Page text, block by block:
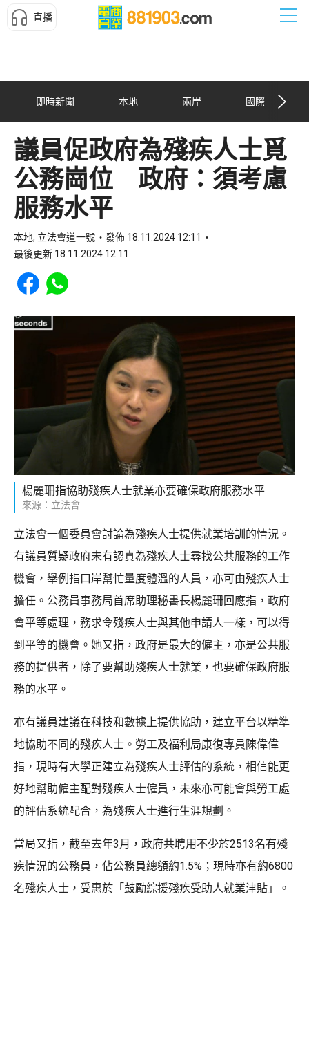
直播
即時新聞 本地 兩岸 國際
議員促政府為殘疾人士覓
公務崗位 政府：須考慮
服務水平
本地, 立法會道一號
發佈 18.11.2024 12:11
最後更新 18.11.2024 12:11
Share to Facebook
Share to WhatsApp
楊麗珊指協助殘疾人士就業亦要確保政府服務水平
來源：立法會
立法會一個委員會討論為殘疾人士提供就業培訓的情況。
有議員質疑政府未有認真為殘疾人士尋找公共服務的工作
機會，舉例指口岸幫忙量度體溫的人員，亦可由殘疾人士
擔任。公務員事務局首席助理秘書長楊麗珊回應指，政府
會平等處理，務求令殘疾人士與其他申請人一樣，可以得
到平等的機會。她又指，政府是最大的僱主，亦是公共服
務的提供者，除了要幫助殘疾人士就業，也要確保政府服
務的水平。
亦有議員建議在科技和數據上提供協助，建立平台以精準
地協助不同的殘疾人士。勞工及福利局康復專員陳偉偉
指，現時有大學正建立為殘疾人士評估的系統，相信能更
好地幫助僱主配對殘疾人士僱員，未來亦可能會與勞工處
的評估系統配合，為殘疾人士進行生涯規劃。
當局又指，截至去年3月，政府共聘用不少於2513名有殘
疾情況的公務員，佔公務員總額約1.5%；現時亦有約6800
名殘疾人士，受惠於「鼓勵綜援殘疾受助人就業津貼」。